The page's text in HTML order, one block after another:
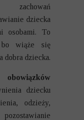
zachowań
dziecka
osobami. To
bo wiąże się
dobra dziecka.
dziecku
odzieży,